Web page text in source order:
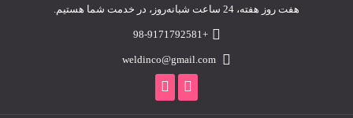
هفت روز هفته، 24 ساعت شبانه‌روز، در خدمت شما هستیم.
+98-9171792581
weldinco@gmail.com